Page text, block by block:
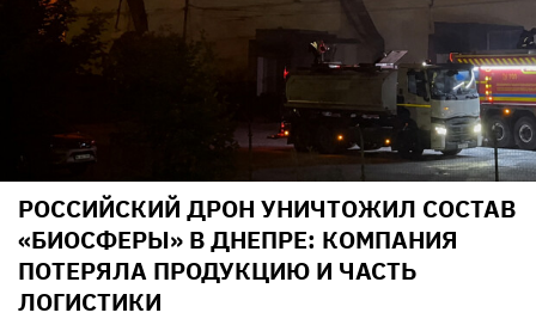
РОССИЙСКИЙ ДРОН УНИЧТОЖИЛ СОСТАВ
«БИОСФЕРЫ» В ДНЕПРЕ: КОМПАНИЯ
ПОТЕРЯЛА ПРОДУКЦИЮ И ЧАСТЬ
ЛОГИСТИКИ